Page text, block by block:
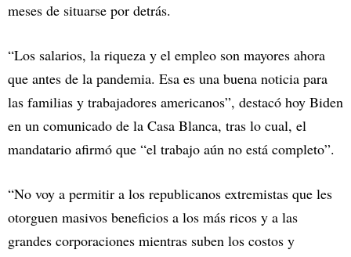
meses de situarse por detrás.
“Los salarios, la riqueza y el empleo son mayores ahora
que antes de la pandemia. Esa es una buena noticia para
las familias y trabajadores americanos”, destacó hoy Biden
en un comunicado de la Casa Blanca, tras lo cual, el
mandatario afirmó que “el trabajo aún no está completo”.
“No voy a permitir a los republicanos extremistas que les
otorguen masivos beneficios a los más ricos y a las
grandes corporaciones mientras suben los costos y